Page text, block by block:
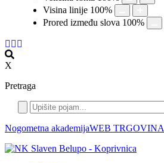
Visina linije 100%
Prored između slova 100%
X
Pretraga
Nogometna akademijaWEB TRGOVINA